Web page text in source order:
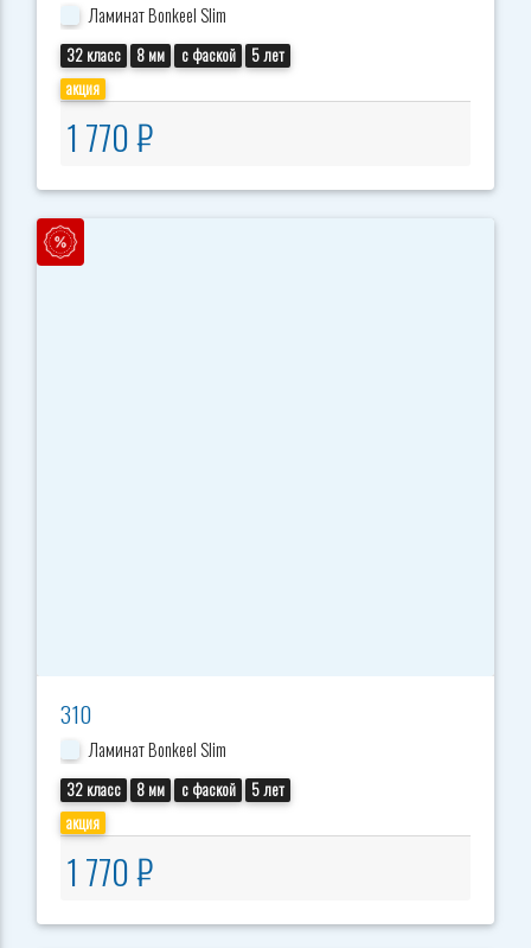
Ламинат Bonkeel Slim
32 класс 8 мм с фаской
5 лет
акция
1 770 ₽
310
Ламинат Bonkeel Slim
32 класс 8 мм с фаской
5 лет
акция
1 770 ₽